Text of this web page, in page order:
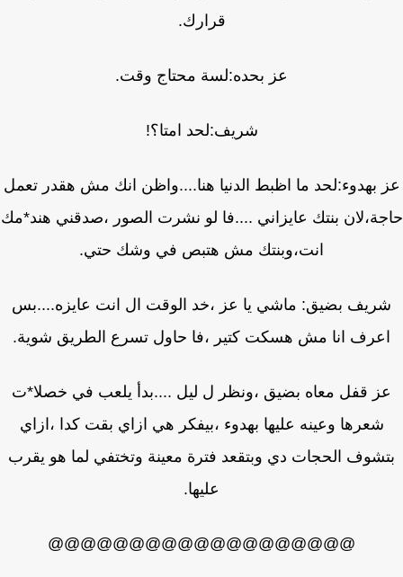
قرارك.
عز بحده:لسة محتاج وقت.
شريف:لحد امتا؟!
بهدوء:لحد ما اظبط الدنيا هنا....واظن انك مش هقدر تعمل
بنتك عايزاني ....فا لو نشرت الصور ،صدقني هند*مك
انت،وبنتك مش هتبص في وشك حتي.
بضيق: ماشي يا عز ،خد الوقت ال انت عايزه....بس
انا مش هسكت كتير ،فا حاول تسرع الطريق شوية.
قفل معاه بضيق ،ونظر ل ليل ....بدأ يلعب في خصلا*ت
شعرها وعينه عليها بهدوء ،بيفكر هي ازاي بقت كدا ،ازاي
الحجات دي وبتقعد فترة معينة وتختفي لما هو يقرب
عليها.
@@@@@@@@@@@@@@@@@@@